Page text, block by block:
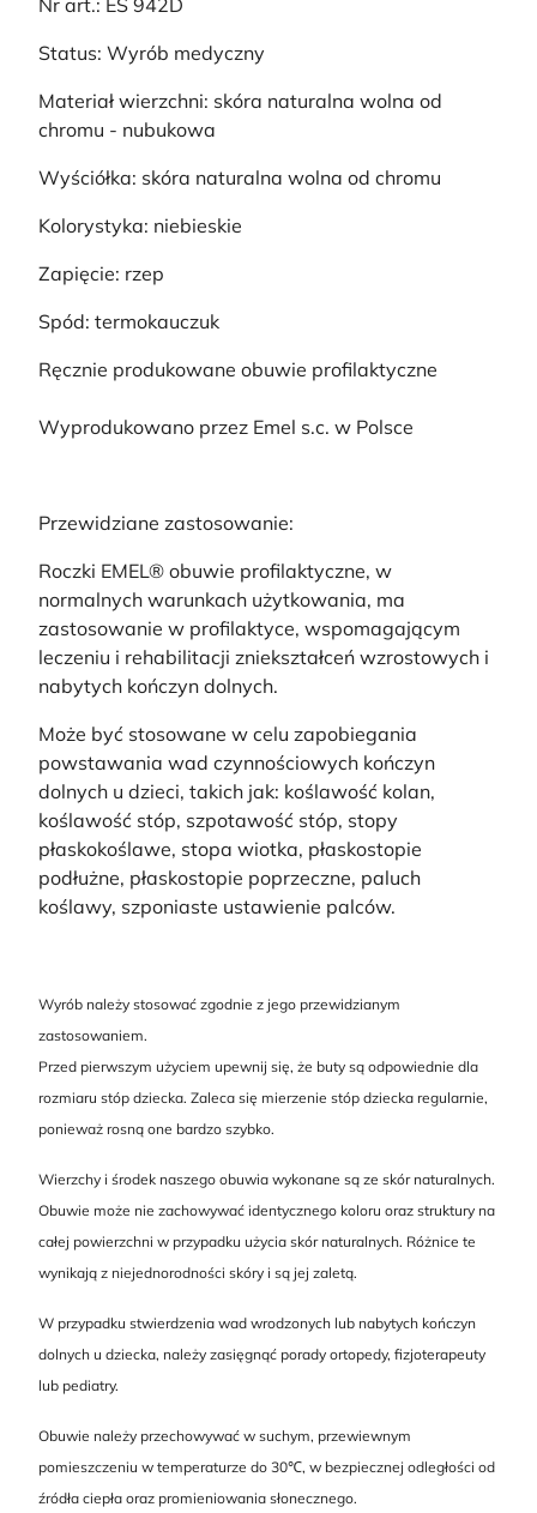
Nr art.: ES 942D
Status: Wyrób medyczny
Materiał wierzchni: skóra naturalna wolna od
chromu - nubukowa
Wyściółka: skóra naturalna wolna od chromu
Kolorystyka: niebieskie
Zapięcie: rzep
Spód: termokauczuk
Ręcznie produkowane obuwie profilaktyczne
Wyprodukowano przez Emel s.c. w Polsce
Przewidziane zastosowanie:
Roczki EMEL® obuwie profilaktyczne, w
normalnych warunkach użytkowania, ma
zastosowanie w profilaktyce, wspomagającym
leczeniu i rehabilitacji zniekształceń wzrostowych i
nabytych kończyn dolnych.
Może być stosowane w celu zapobiegania
powstawania wad czynnościowych kończyn
dolnych u dzieci, takich jak: koślawość kolan,
koślawość stóp, szpotawość stóp, stopy
płaskokoślawe, stopa wiotka, płaskostopie
podłużne, płaskostopie poprzeczne, paluch
koślawy, szponiaste ustawienie palców.
Wyrób należy stosować zgodnie z jego przewidzianym
zastosowaniem.
Przed pierwszym użyciem upewnij się, że buty są odpowiednie dla
rozmiaru stóp dziecka. Zaleca się mierzenie stóp dziecka regularnie,
ponieważ rosną one bardzo szybko.
Wierzchy i środek naszego obuwia wykonane są ze skór naturalnych.
Obuwie może nie zachowywać identycznego koloru oraz struktury na
całej powierzchni w przypadku użycia skór naturalnych. Różnice te
wynikają z niejednorodności skóry i są jej zaletą.
W przypadku stwierdzenia wad wrodzonych lub nabytych kończyn
dolnych u dziecka, należy zasięgnąć porady ortopedy, fizjoterapeuty
lub pediatry.
Obuwie należy przechowywać w suchym, przewiewnym
pomieszczeniu w temperaturze do 30℃, w bezpiecznej odległości od
źródła ciepła oraz promieniowania słonecznego.